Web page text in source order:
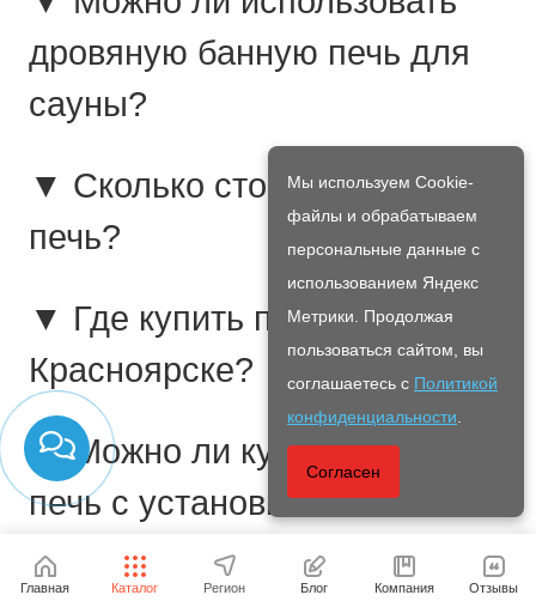
дровяную банную печь для
сауны?
▼ Сколько стоит банная
печь?
▼ Где купить печь для бани
Красноярске?
▼ Можно ли купить банную
печь с установкой?
▼ Какая банная печь
Главная Каталог Регион Блог Компания Отзывы
Мы используем Cookie-
файлы и обрабатываем
персональные данные с
использованием Яндекс
Метрики. Продолжая
пользоваться сайтом, вы
соглашаетесь с Политикой
конфиденциальности
Согласен